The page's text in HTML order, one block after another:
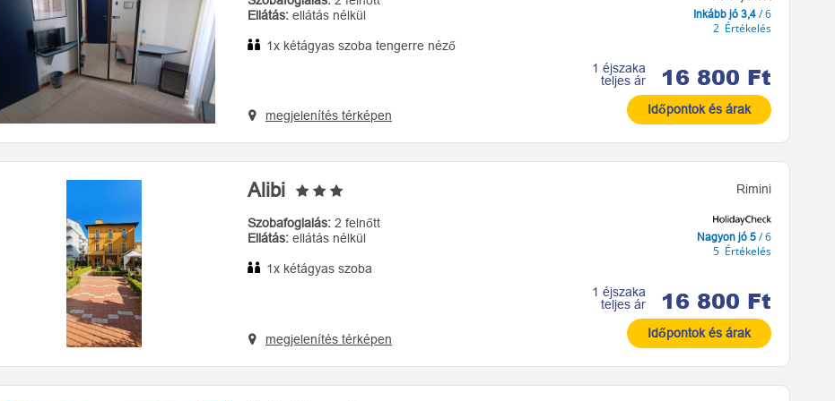
Inkább jó 3,4 / 6
2 Értékelés
Ellátás:ellátás nélkül
1x kétágyas szoba tengerre néző
1 éjszaka
teljes ár
16 800 Ft
Időpontok és árak
megjelenítés térképen
Alibi Rimini
Nagyon jó 5 / 6
5 Értékelés
Szobafoglalás:2 felnőtt
Ellátás:ellátás nélkül
1x kétágyas szoba
1 éjszaka
teljes ár
16 800 Ft
Időpontok és árak
megjelenítés térképen